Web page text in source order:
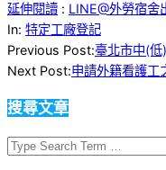
延伸閱讀 : LINE@外勞宿舍
2020-
11-
27
In: 特定工廠登記
Previous Post:臺北市中(
Next Post:申請外籍看護工
搜尋文章
Search